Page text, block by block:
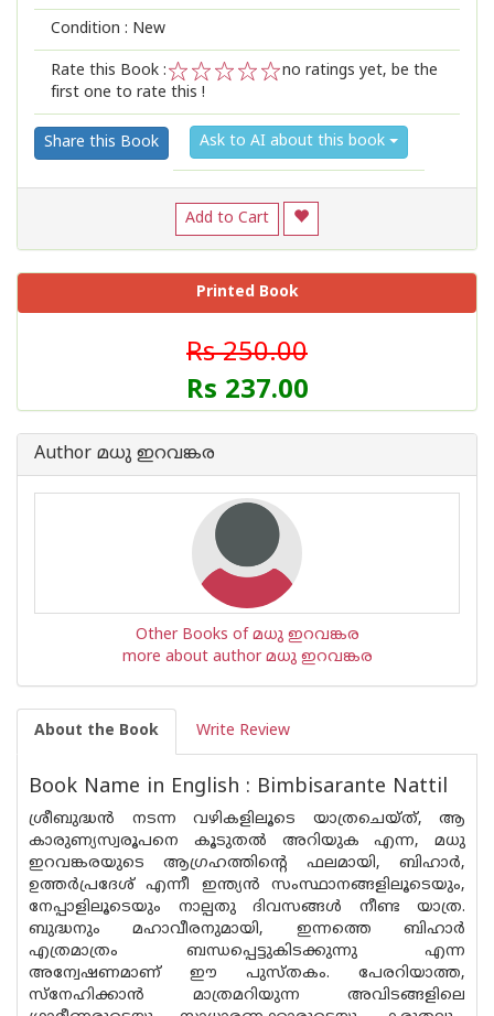
Condition : New
Rate this Book :
2
1
no ratings yet, be the
first one to rate this !
Share this Book Ask to AI about this book
Add to Cart
Printed Book
Rs 250.00
Rs 237.00
Author മധു ഇറവങ്കര
Other Books of മധു ഇറവങ്കര
more about author മധു ഇറവങ്കര
About the Book Write Review
Book Name in English : Bimbisarante Nattil
ശ്രീബുദ്ധൻ നടന്ന വഴികളിലൂടെ യാത്രചെയ്ത്, ആ
കാരുണ്യസ്വരൂപനെ കൂടുതൽ അറിയുക എന്ന, മധു
ഇറവങ്കരയുടെ ആഗ്രഹത്തിന്റെ ഫലമായി, ബിഹാർ,
ഉത്തർപ്രദേശ് എന്നീ ഇന്ത്യൻ സംസ്ഥാനങ്ങളിലൂടെയും,
നേപ്പാളിലൂടെയും നാല്പതു ദിവസങ്ങൾ നീണ്ട യാത്ര.
ബുദ്ധനും മഹാവീരനുമായി, ഇന്നത്തെ ബിഹാർ
എത്രമാത്രം ബന്ധപ്പെട്ടുകിടക്കുന്നു എന്ന
അന്വേഷണമാണ് ഈ പുസ്തകം. പേരറിയാത്ത,
സ്നേഹിക്കാൻ മാത്രമറിയുന്ന അവിടങ്ങളിലെ